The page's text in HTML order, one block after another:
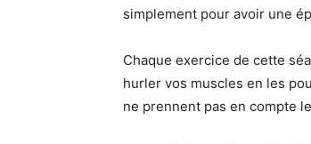
simplement pour avoir une
Chaque exercice de cette
hurler vos muscles en les
ne prennent pas en compte